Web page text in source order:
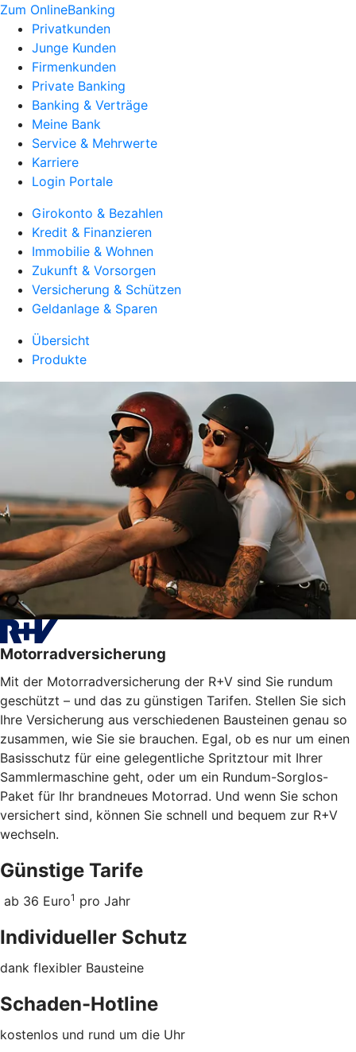
Zum OnlineBanking
Privatkunden
Junge Kunden
Firmenkunden
Private Banking
Banking & Verträge
Meine Bank
Service & Mehrwerte
Karriere
Login Portale
Girokonto & Bezahlen
Kredit & Finanzieren
Immobilie & Wohnen
Zukunft & Vorsorgen
Versicherung & Schützen
Geldanlage & Sparen
Übersicht
Produkte
Motorradversicherung
Mit der Motorradversicherung der R+V sind Sie rundum
geschützt – und das zu günstigen Tarifen. Stellen Sie sich
Ihre Versicherung aus verschiedenen Bausteinen genau so
zusammen, wie Sie sie brauchen. Egal, ob es nur um einen
Basisschutz für eine gelegentliche Spritztour mit Ihrer
Sammlermaschine geht, oder um ein Rundum-Sorglos-
Paket für Ihr brandneues Motorrad. Und wenn Sie schon
versichert sind, können Sie schnell und bequem zur R+V
wechseln.
Günstige Tarife
ab 36 Euro1 pro Jahr
Individueller Schutz
dank flexibler Bausteine
Schaden-Hotline
kostenlos und rund um die Uhr